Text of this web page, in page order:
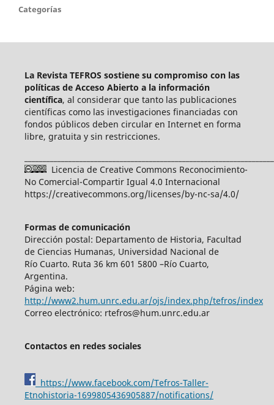
Categorías
La Revista TEFROS sostiene su compromiso con las
políticas de Acceso Abierto a la información
científica, al considerar que tanto las publicaciones
científicas como las investigaciones financiadas con
fondos públicos deben circular en Internet en forma
libre, gratuita y sin restricciones.
Licencia de Creative Commons Reconocimiento-
No Comercial-Compartir Igual 4.0 Internacional
https://creativecommons.org/licenses/by-nc-sa/4.0/
Formas de comunicación
Dirección postal: Departamento de Historia, Facultad
de Ciencias Humanas, Universidad Nacional de
Río Cuarto. Ruta 36 km 601 5800 –Río Cuarto,
Argentina.
Página web:
http://www2.hum.unrc.edu.ar/ojs/index.php/tefros/index
Correo electrónico: rtefros@hum.unrc.edu.ar
Contactos en redes sociales
https://www.facebook.com/Tefros-Taller-
Etnohistoria-1699805436905887/notifications/